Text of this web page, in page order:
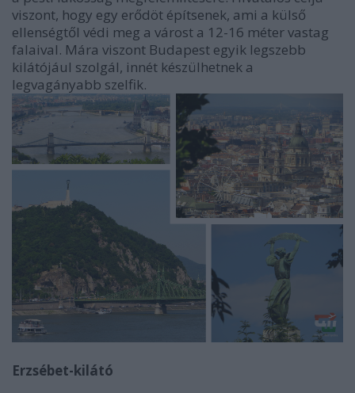
viszont, hogy egy erődöt építsenek, ami a külső
ellenségtől védi meg a várost a 12-16 méter vastag
falaival. Mára viszont Budapest egyik legszebb
kilátójául szolgál, innét készülhetnek a
legvagányabb szelfik.
Erzsébet-kilátó